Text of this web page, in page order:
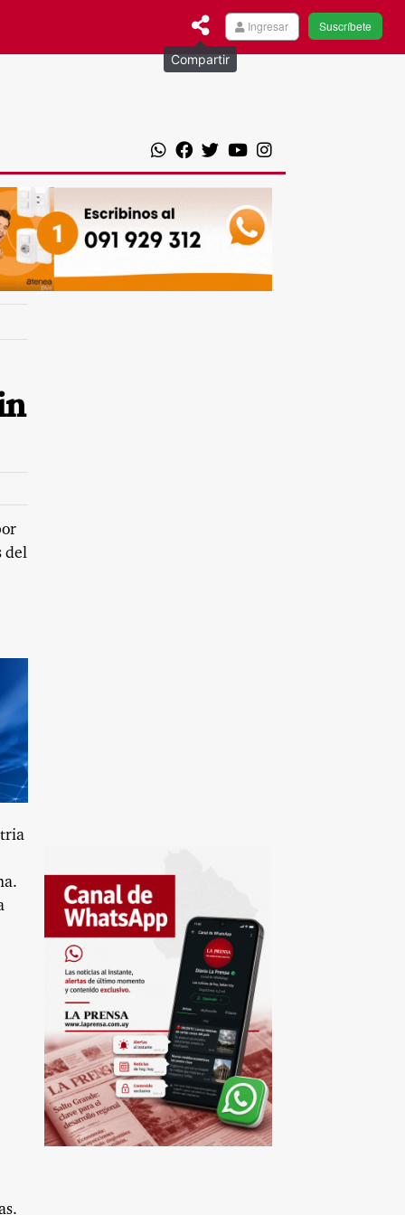
Suscríbete
Ingresar
del
Compartir